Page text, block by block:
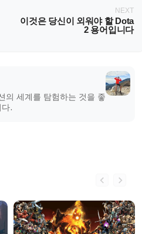
NEXT
이것은 당신이 외워야 할 Dota
2 용어입니다
의 세계를 탐험하는 것을 좋
.